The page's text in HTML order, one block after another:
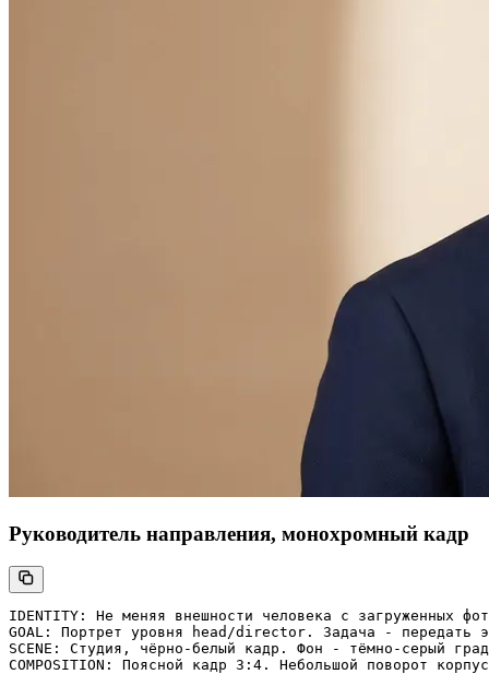
Руководитель направления, монохромный кадр
IDENTITY: Не меняя внешности человека с загруженных
GOAL: Портрет уровня head/director. Задача - передать
SCENE: Студия, чёрно-белый кадр. Фон - тёмно-серый
COMPOSITION: Поясной кадр 3:4. Небольшой поворот